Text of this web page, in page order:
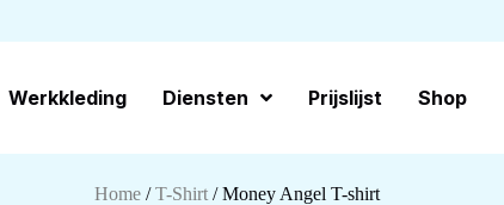
Werkkleding Diensten Prijslijst Shop
Home/T-Shirt/ Money Angel T-shirt